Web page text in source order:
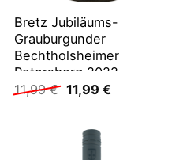
Bretz Jubiläums-
Grauburgunder
Bechtholsheimer
Petersberg 2022
11,99€ Ursprünglicher
Preis
11,99 €
11,99 €Aktueller